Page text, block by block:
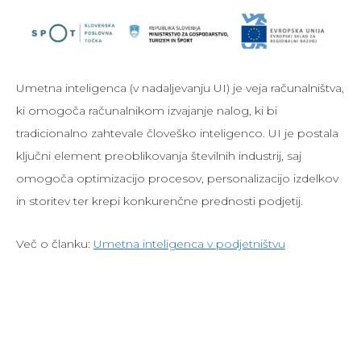
Umetna inteligenca (v nadaljevanju UI) je veja računalništva,
ki omogoča računalnikom izvajanje nalog, ki bi
tradicionalno zahtevale človeško inteligenco. UI je postala
ključni element preoblikovanja številnih industrij, saj
omogoča optimizacijo procesov, personalizacijo izdelkov
in storitev ter krepi konkurenčne prednosti podjetij.
Več o članku: Umetna inteligenca v podjetništvu